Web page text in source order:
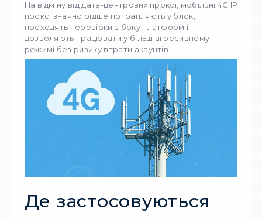
десятків пропозицій на ринку? Відповідь —
StableProxy.
Що таке 4G LTE
мобільний проксі?
4G проксі — це тип проксі-серверів, які
використовують мобільні мережі
(наприклад, Vodafone, Kyivstar, Lifecell), аби
надавати користувачевідинамічну P -
реального мобільного пристрою.
проксі, виглядає абсолютно природно —